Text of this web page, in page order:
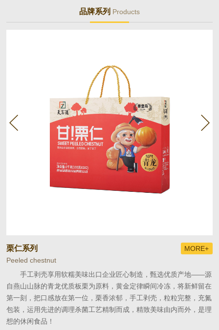
品牌系列 Products
栗仁系列
Peeled chestnut
手工剥壳享用软糯美味出口企业匠心制造，甄选优质产地——源
自燕山山脉的青龙优质板栗为原料，黄金定律瞬间冷冻，将新鲜留在
第一刻，把口感放在第一位，栗香浓郁，手工剥壳，粒粒完整，充氮
包装，运用先进的调理杀菌工艺精制而成，精致美味由内而外，是理
想的休闲食品！
MORE+